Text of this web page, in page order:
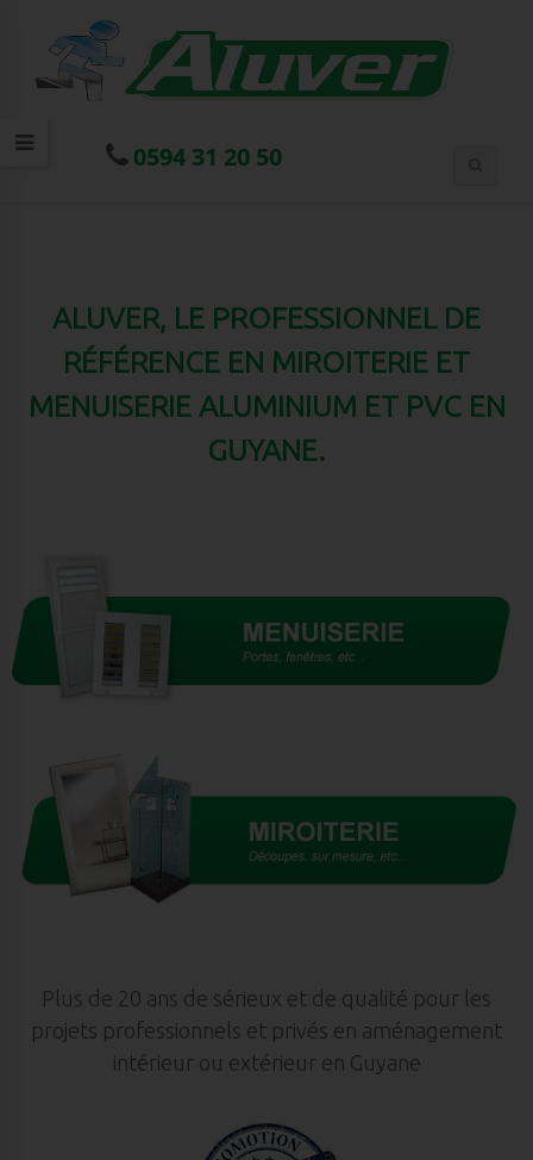
0594 31 20 50
ALUVER, LE PROFESSIONNEL DE
RÉFÉRENCE EN MIROITERIE ET
MENUISERIE ALUMINIUM ET PVC EN
GUYANE.
Plus de 20 ans de sérieux et de qualité pour les
projets professionnels et privés en aménagement
intérieur ou extérieur en Guyane